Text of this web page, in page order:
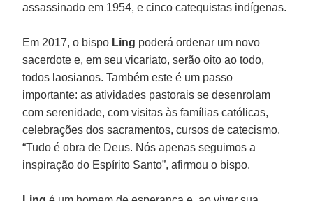
assassinado em 1954, e cinco catequistas indígenas.
Em 2017, o bispo Ling poderá ordenar um novo
sacerdote e, em seu vicariato, serão oito ao todo,
todos laosianos. Também este é um passo
importante: as atividades pastorais se desenrolam
com serenidade, com visitas às famílias católicas,
celebrações dos sacramentos, cursos de catecismo.
“Tudo é obra de Deus. Nós apenas seguimos a
inspiração do Espírito Santo”, afirmou o bispo.